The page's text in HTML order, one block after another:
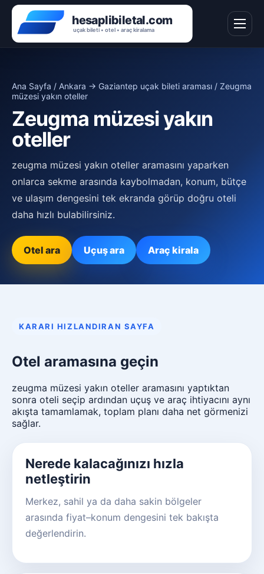
Ana Sayfa / Ankara → Gaziantep uçak bileti araması / Zeugma
müzesi yakın oteller
Zeugma müzesi yakın
oteller
zeugma müzesi yakın oteller aramasını yaparken
onlarca sekme arasında kaybolmadan, konum, bütçe
ve ulaşım dengesini tek ekranda görüp doğru oteli
daha hızlı bulabilirsiniz.
Otel ara Uçuş ara Araç kirala
KARARI HIZLANDIRAN SAYFA
Otel aramasına geçin
zeugma müzesi yakın oteller aramasını yaptıktan
sonra oteli seçip ardından uçuş ve araç ihtiyacını aynı
akışta tamamlamak, toplam planı daha net görmenizi
sağlar.
Nerede kalacağınızı hızla
netleştirin
Merkez, sahil ya da daha sakin bölgeler
arasında fiyat–konum dengesini tek bakışta
değerlendirin.